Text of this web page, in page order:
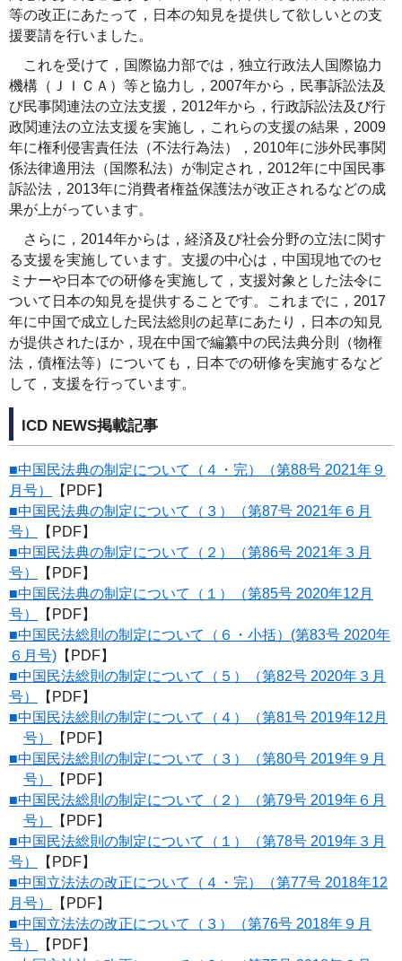
等の改正にあたって，日本の知見を提供して欲しいとの支
援要請を行いました。
これを受けて，国際協力部では，独立行政法人国際協力
機構（ＪＩＣＡ）等と協力し，2007年から，民事訴訟法及
び民事関連法の立法支援，2012年から，行政訴訟法及び行
政関連法の立法支援を実施し，これらの支援の結果，2009
年に権利侵害責任法（不法行為法），2010年に渉外民事関
係法律適用法（国際私法）が制定され，2012年に中国民事
訴訟法，2013年に消費者権益保護法が改正されるなどの成
果が上がっています。
さらに，2014年からは，経済及び社会分野の立法に関す
る支援を実施しています。支援の中心は，中国現地でのセ
ミナーや日本での研修を実施して，支援対象とした法令に
ついて日本の知見を提供することです。これまでに，2017
年に中国で成立した民法総則の起草にあたり，日本の知見
が提供されたほか，現在中国で編纂中の民法典分則（物権
法，債権法等）についても，日本での研修を実施するなど
して，支援を行っています。
ICD NEWS掲載記事
■中国民法典の制定について（４・完）（第88号 2021年９
月号）
【PDF】
■中国民法典の制定について（３）（第87号 2021年６月
号）
【PDF】
■中国民法典の制定について（２）（第86号 2021年３月
号）
【PDF】
■中国民法典の制定について（１）（第85号 2020年12月
号）
【PDF】
■中国民法総則の制定について（６・小括）(第83号 2020年
６月号) 【PDF】
■中国民法総則の制定について（５）（第82号 2020年３月
号）
【PDF】
■中国民法総則の制定について（４）（第81号 2019年12月
号）
【PDF】
■中国民法総則の制定について（３）（第80号 2019年９月
号）
【PDF】
■中国民法総則の制定について（２）（第79号 2019年６月
号）
【PDF】
■中国民法総則の制定について（１）（第78号 2019年３月
号）
【PDF】
■中国立法法の改正について（４・完）（第77号 2018年12
月号）
【PDF】
■中国立法法の改正について（３）（第76号 2018年９月
号）
【PDF】